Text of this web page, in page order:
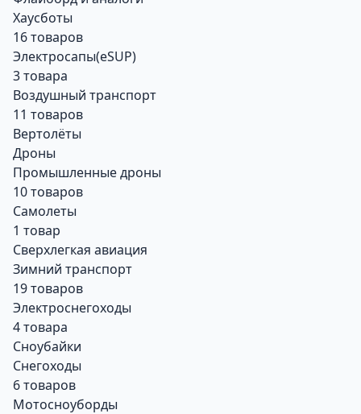
Хаусботы
16 товаров
Электросапы(eSUP)
3 товара
Воздушный транспорт
11 товаров
Вертолёты
Дроны
Промышленные дроны
10 товаров
Самолеты
1 товар
Сверхлегкая авиация
Зимний транспорт
19 товаров
Электроснегоходы
4 товара
Сноубайки
Снегоходы
6 товаров
Мотосноуборды